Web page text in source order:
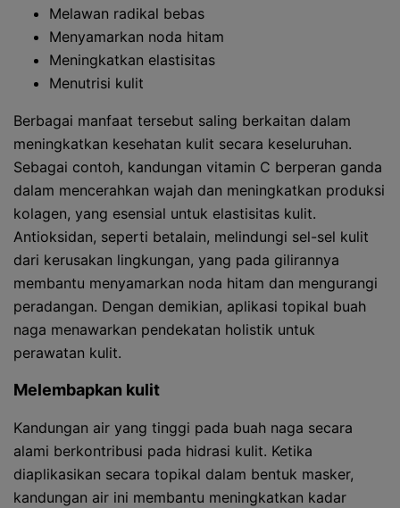
Melawan radikal bebas
Menyamarkan noda hitam
Meningkatkan elastisitas
Menutrisi kulit
Berbagai manfaat tersebut saling berkaitan dalam
meningkatkan kesehatan kulit secara keseluruhan.
Sebagai contoh, kandungan vitamin C berperan ganda
dalam mencerahkan wajah dan meningkatkan produksi
kolagen, yang esensial untuk elastisitas kulit.
Antioksidan, seperti betalain, melindungi sel-sel kulit
dari kerusakan lingkungan, yang pada gilirannya
membantu menyamarkan noda hitam dan mengurangi
peradangan. Dengan demikian, aplikasi topikal buah
naga menawarkan pendekatan holistik untuk
perawatan kulit.
Melembapkan kulit
Kandungan air yang tinggi pada buah naga secara
alami berkontribusi pada hidrasi kulit. Ketika
diaplikasikan secara topikal dalam bentuk masker,
kandungan air ini membantu meningkatkan kadar